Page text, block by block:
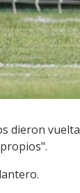
dieron vuelta